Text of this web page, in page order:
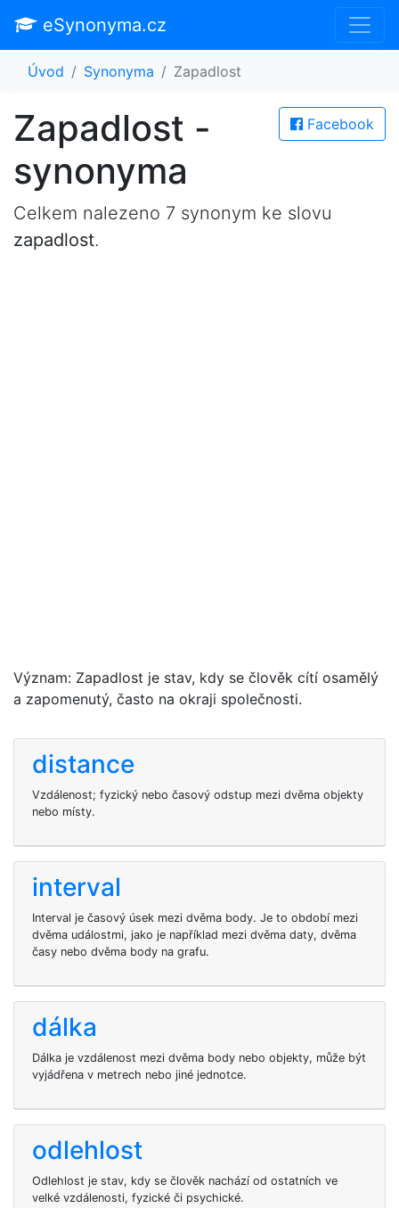
eSynonyma.cz
Úvod Synonyma Zapadlost
Facebook
Zapadlost -
synonyma
Celkem nalezeno 7 synonym ke slovu
zapadlost.
Význam: Zapadlost je stav, kdy se člověk cítí osamělý
a zapomenutý, často na okraji společnosti.
distance
Vzdálenost; fyzický nebo časový odstup mezi dvěma objekty
nebo místy.
interval
Interval je časový úsek mezi dvěma body. Je to období mezi
dvěma událostmi, jako je například mezi dvěma daty, dvěma
časy nebo dvěma body na grafu.
dálka
Dálka je vzdálenost mezi dvěma body nebo objekty, může být
vyjádřena v metrech nebo jiné jednotce.
odlehlost
Odlehlost je stav, kdy se člověk nachází od ostatních ve
velké vzdálenosti, fyzické či psychické.